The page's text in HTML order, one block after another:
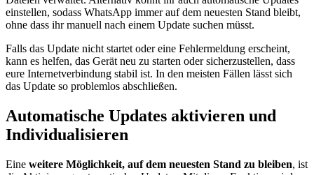
einstellen, sodass WhatsApp immer auf dem neuesten Stand bleibt,
ohne dass ihr manuell nach einem Update suchen müsst.
Falls das Update nicht startet oder eine Fehlermeldung erscheint,
kann es helfen, das Gerät neu zu starten oder sicherzustellen, dass
eure Internetverbindung stabil ist. In den meisten Fällen lässt sich
das Update so problemlos abschließen.
Automatische Updates aktivieren und
Individualisieren
Eine weitere Möglichkeit, auf dem neuesten Stand zu bleiben, ist